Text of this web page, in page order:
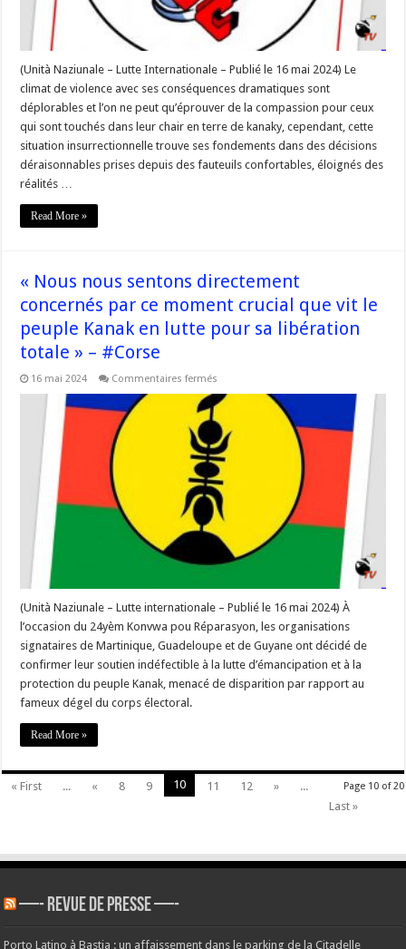
du
corps
électoral
du
territoire
kanak
et
de
peuple
est
(Unità Naziunale – Lutte Internationale – Publié le 16 mai 2024) Le
climat de violence avec ses conséquences dramatiques sont
déplorables et l’on ne peut qu’éprouver de la compassion pour ceux
qui sont touchés dans leur chair en terre de kanaky, cependant, cette
situation insurrectionnelle trouve ses fondements dans des décisions
déraisonnables prises depuis des fauteuils confortables, éloignés des
réalités …
Read More »
« Nous nous sentons directement
concernés par ce moment crucial que vit le
peuple Kanak en lutte pour sa libération
totale » – #Corse
16 mai 2024 Commentaires fermés
nous
directement
concernés
par
ce
moment
crucial
que
vit
le
peuple
Kanak
en
lutte
sa
libération
totale »
–
#Corse
(Unità Naziunale – Lutte internationale – Publié le 16 mai 2024) À
l’occasion du 24yèm Konvwa pou Réparasyon, les organisations
signataires de Martinique, Guadeloupe et de Guyane ont décidé de
confirmer leur soutien indéfectible à la lutte d’émancipation et à la
protection du peuple Kanak, menacé de disparition par rapport au
fameux dégel du corps électoral.
Read More »
Page 10 of 20
« First ... « 8 9 10 11 12 »
...
Last »
—- REVUE DE PRESSE —-
Porto Latino à Bastia : un affaissement dans le parking de la Citadelle